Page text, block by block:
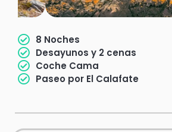
8 Noches
Desayunos y 2 cenas
Coche Cama
Paseo por El Calafate